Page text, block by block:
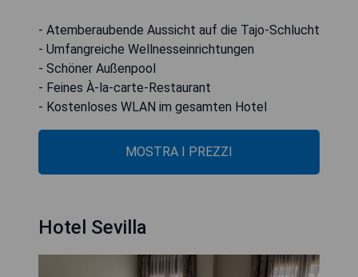
- Atemberaubende Aussicht auf die Tajo-Schlucht
- Umfangreiche Wellnesseinrichtungen
- Schöner Außenpool
- Feines À-la-carte-Restaurant
- Kostenloses WLAN im gesamten Hotel
MOSTRA I PREZZI
Hotel Sevilla